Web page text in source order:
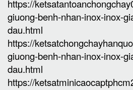
https://
giuong-benh-nhan-inox-inox-
dau.html
https://
giuong-benh-nhan-inox-inox-
dau.html
https://